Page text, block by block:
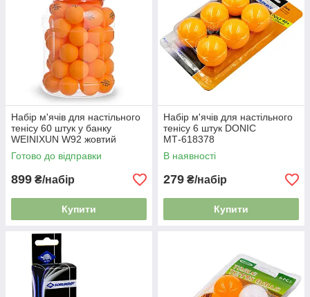
Набір м'ячів для настільного
тенісу 60 штук у банку
WEINIXUN W92 жовтий
Готово до відправки
899 ₴/набір
Купити
Набір м'ячів для настільного
тенісу 6 штук DONIC
МТ-618378
В наявності
279 ₴/набір
Купити